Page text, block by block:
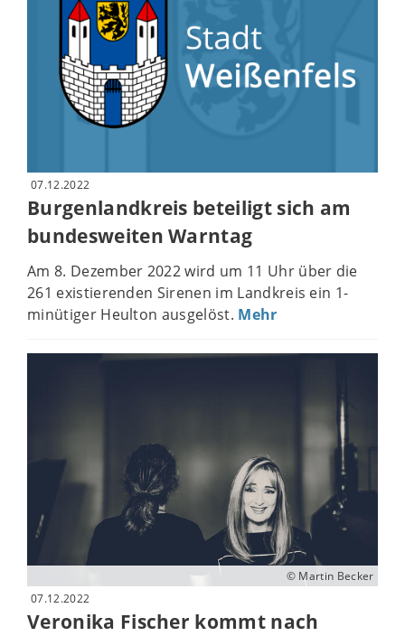
07.12.2022
Burgenlandkreis beteiligt sich am
bundesweiten Warntag
Am 8. Dezember 2022 wird um 11 Uhr über die
261 existierenden Sirenen im Landkreis ein 1-
minütiger Heulton ausgelöst. Mehr
© Martin Becker
07.12.2022
Veronika Fischer kommt nach